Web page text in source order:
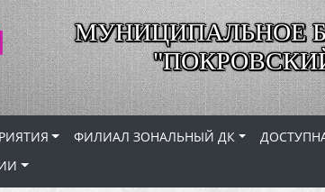
МУНИЦИПАЛЬНОЕ
ФИЛИАЛ ЗОНАЛЬНЫЙ ДК